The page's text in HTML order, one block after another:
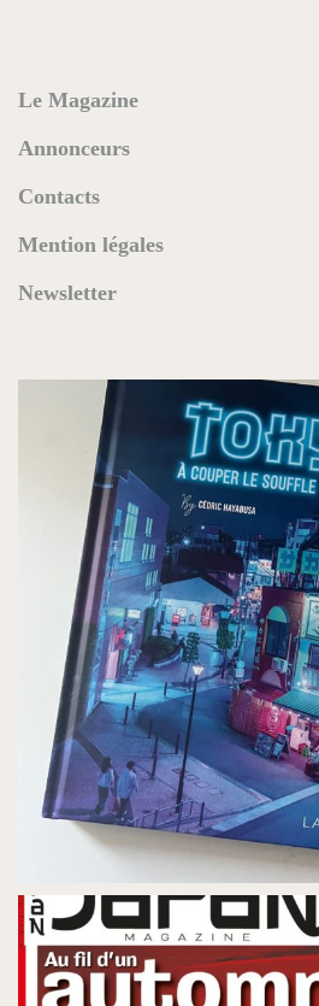
Le Magazine
Annonceurs
Contacts
Mention légales
Newsletter